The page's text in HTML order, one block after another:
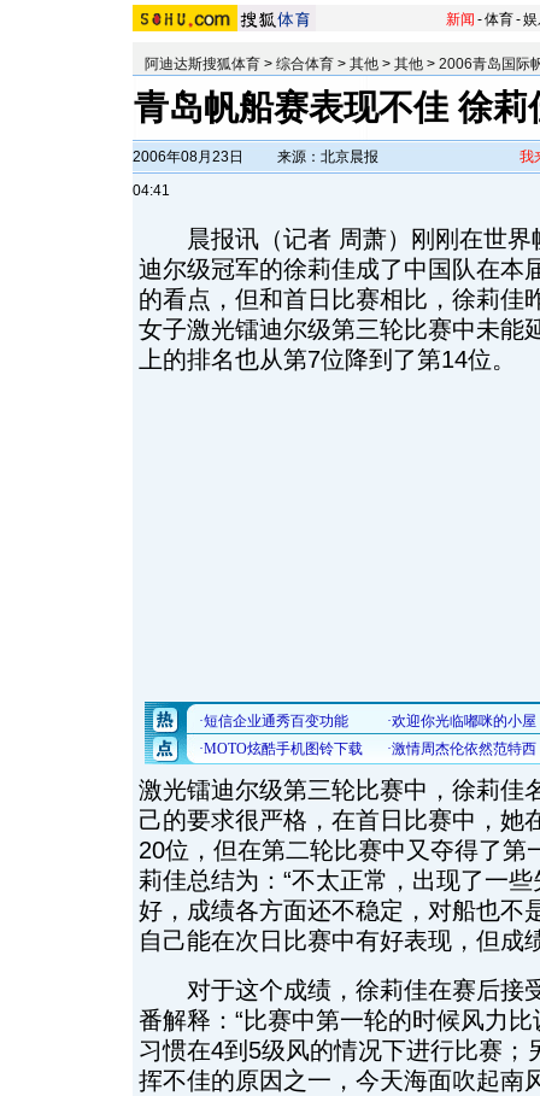
新闻 -体育-
阿迪达斯搜狐体育 > 综合体育 > 其他 > 其他 > 2006青岛国际
青岛帆船赛表现不佳 徐
2006年08月23日
04:41
来源：北京晨报 我
晨报讯（记者 周萧）刚刚在世界
迪尔级冠军的徐莉佳成了中国队在本
的看点，但和首日比赛相比，徐莉佳
女子激光镭迪尔级第三轮比赛中未能
上的排名也从第7位降到了第14位。
激光镭迪尔级第三轮比赛中，徐莉佳
己的要求很严格，在首日比赛中，她
20位，但在第二轮比赛中又夺得了第
莉佳总结为：“不太正常，出现了一
好，成绩各方面还不稳定，对船也不
自己能在次日比赛中有好表现，但成
对于这个成绩，徐莉佳在赛后接
番解释：“比赛中第一轮的时候风力
习惯在4到5级风的情况下进行比赛；
挥不佳的原因之一，今天海面吹起南